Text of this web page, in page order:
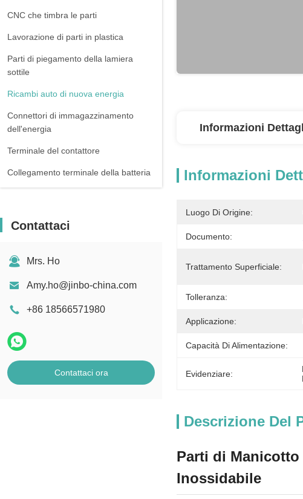
CNC che timbra le parti
Lavorazione di parti in plastica
Parti di piegamento della lamiera
sottile
Ricambi auto di nuova energia
Connettori di immagazzinamento
dell'energia
Terminale del contattore
Collegamento terminale della batteria
Contattaci
Mrs. Ho
Amy.ho@jinbo-china.com
+86 18566571980
Contattaci ora
Informazioni
Informazioni
Luogo Di Origine:
Documento:
Trattamento Superficiale:
Tolleranza:
Applicazione:
Capacità Di Alimentazione:
Evidenziare:
Descrizione Del
Parti di Manicotto
Inossidabile